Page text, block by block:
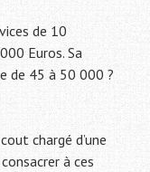
de 10
Euros. Sa
de 45 à 50 000 ?
chargé d’une
à ces